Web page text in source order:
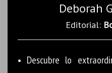
Deborah
Editorial:
• Descubre lo